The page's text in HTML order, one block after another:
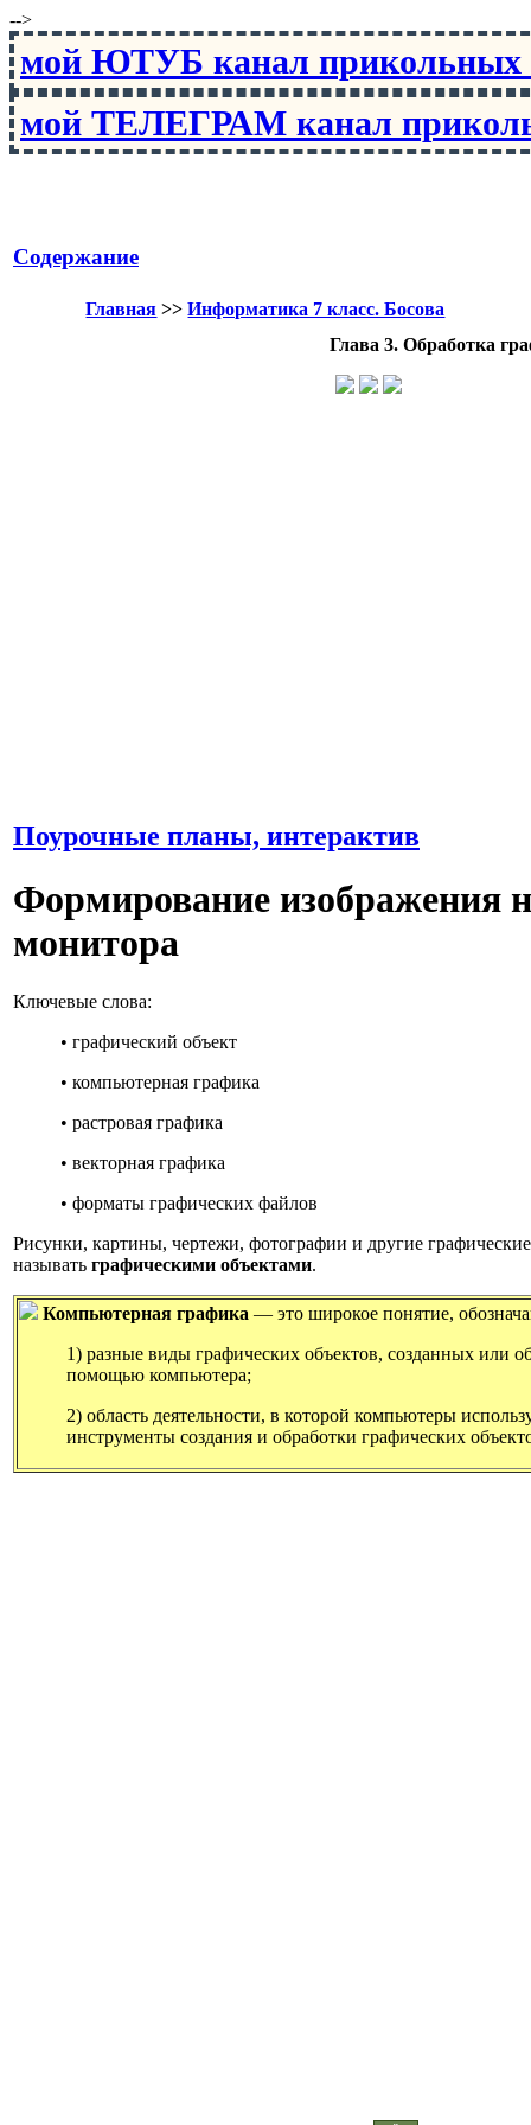
-->
мой ЮТУБ канал
мой ТЕЛЕГРАМ канал
Содержание
Главная >>Информатика 7 класс. Босова
Глава 3. Обработка
Поурочные планы, интерактив
Формирование изображения
монитора
Ключевые слова:
• графический объект
• компьютерная графика
• растровая графика
• векторная графика
• форматы графических файлов
Рисунки, картины, чертежи, фотографии и другие
называть графическими объектами.
Компьютерная графика — это широкое понятие,
1) разные виды графических объектов, созданных или
помощью компьютера;
2) область деятельности, в которой компьютеры
инструменты создания и обработки графических